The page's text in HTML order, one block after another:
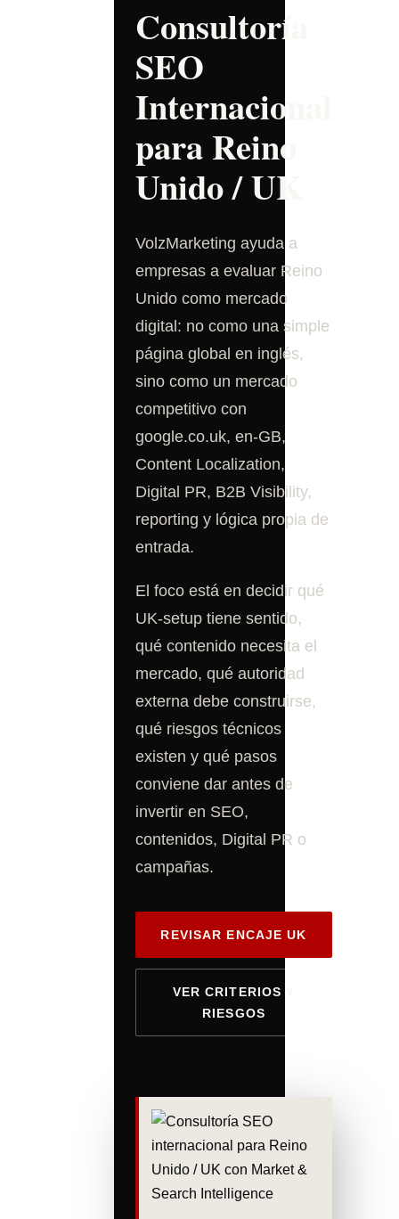
Consultoría
SEO
Internacional
para Reino
Unido / UK
VolzMarketing ayuda a
empresas a evaluar Reino
Unido como mercado
digital: no como una simple
página global en inglés,
sino como un mercado
competitivo con
google.co.uk, en-GB,
Content Localization,
Digital PR, B2B Visibility,
reporting y lógica propia de
entrada.
El foco está en decidir qué
UK-setup tiene sentido,
qué contenido necesita el
mercado, qué autoridad
externa debe construirse,
qué riesgos técnicos
existen y qué pasos
conviene dar antes de
invertir en SEO,
contenidos, Digital PR o
campañas.
REVISAR ENCAJE UK
VER CRITERIOS Y
RIESGOS